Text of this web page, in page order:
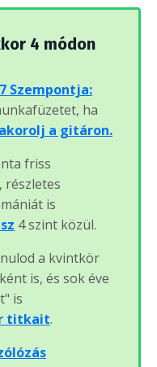
4 módon
Szempontja:
ha
a gitáron.
friss
részletes
is
4 szint közül.
a kvintkör
is, és sok éve
is
titkait.